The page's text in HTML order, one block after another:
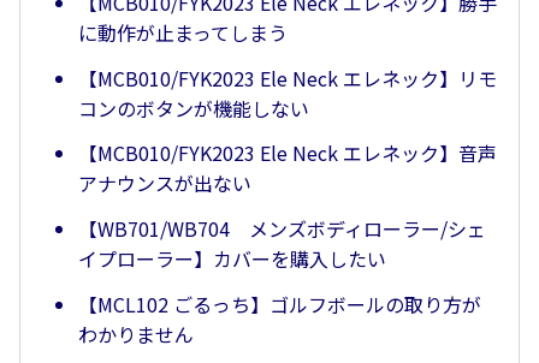
に動作が止まってしまう
【MCB010/FYK2023 Ele Neck エレネック】リモ
コンのボタンが機能しない
【MCB010/FYK2023 Ele Neck エレネック】音声
アナウンスが出ない
【WB701/WB704 メンズボディローラー/シェ
イプローラー】カバーを購入したい
【MCL102 ごるっち】ゴルフボールの取り方が
わかりません